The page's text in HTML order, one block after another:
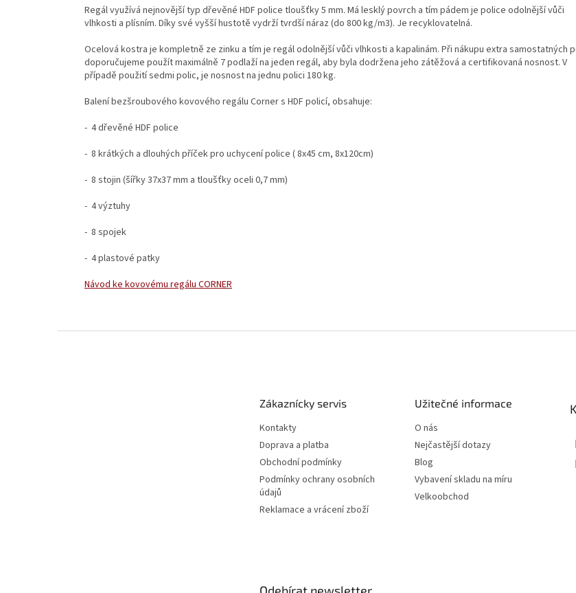
Regál využívá nejnovější typ dřevěné HDF police tloušťky 5 mm. Má lesklý povrch a tím pádem je police odolnější vůči
vlhkosti a plísním. Díky své vyšší hustotě vydrží tvrdší náraz (do 800 kg/m3). Je recyklovatelná.
Ocelová kostra je kompletně ze zinku a tím je regál odolnější vůči vlhkosti a kapalinám. Při nákupu extra samostatných
doporučujeme použít maximálně 7 podlaží na jeden regál, aby byla dodržena jeho zátěžová a certifikovaná nosnost. V
případě použití sedmi polic, je nosnost na jednu polici 180 kg.
Balení bezšroubového kovového regálu Corner s HDF policí, obsahuje:
- 4 dřevěné HDF police
- 8 krátkých a dlouhých příček pro uchycení police ( 8x45 cm, 8x120cm)
- 8 stojin (šířky 37x37 mm a tloušťky oceli 0,7 mm)
- 4 výztuhy
- 8 spojek
- 4 plastové patky
Návod ke kovovému regálu CORNER
Zákaznícky servis
Kontakty
Doprava a platba
Obchodní podmínky
Podmínky ochrany osobních
údajů
Reklamace a vrácení zboží
Užitečné informace
O nás
Nejčastější dotazy
Blog
Vybavení skladu na míru
Velkoobchod
Odebírat newsletter